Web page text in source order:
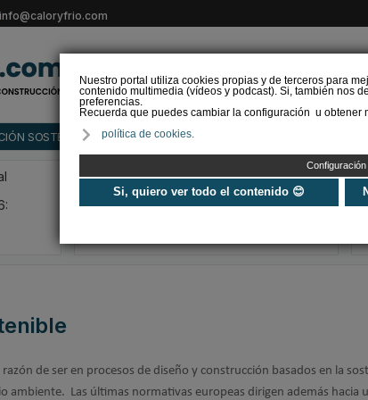
Nuestro portal utiliza cookies propias y de terceros para
contenido multimedia (vídeos y podcast). Si, también nos
preferencias.
Recuerda que puedes cambiar la configuración u obtener
política de cookies.
Configuración
Si, quiero ver todo el contenido 😊
info@caloryfrio.com
SOSTENIBLE ENERGÍAS RENOVABLES
Construcción
industrializada. Claves,
ventajas y ejemplos
de ser en procesos de diseño y construcción basados en la
ambiente. Las últimas normativas europeas dirigen además hacia